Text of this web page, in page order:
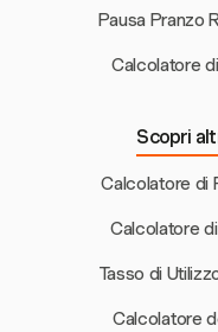
Pausa Pranzo
Calcolatore
Scopri
Calcolatore di
Calcolatore
Tasso di
Calcolatore